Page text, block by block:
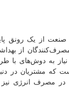
برخوردار
شخصی و
زیبا،
آن هستند.
گذار بر